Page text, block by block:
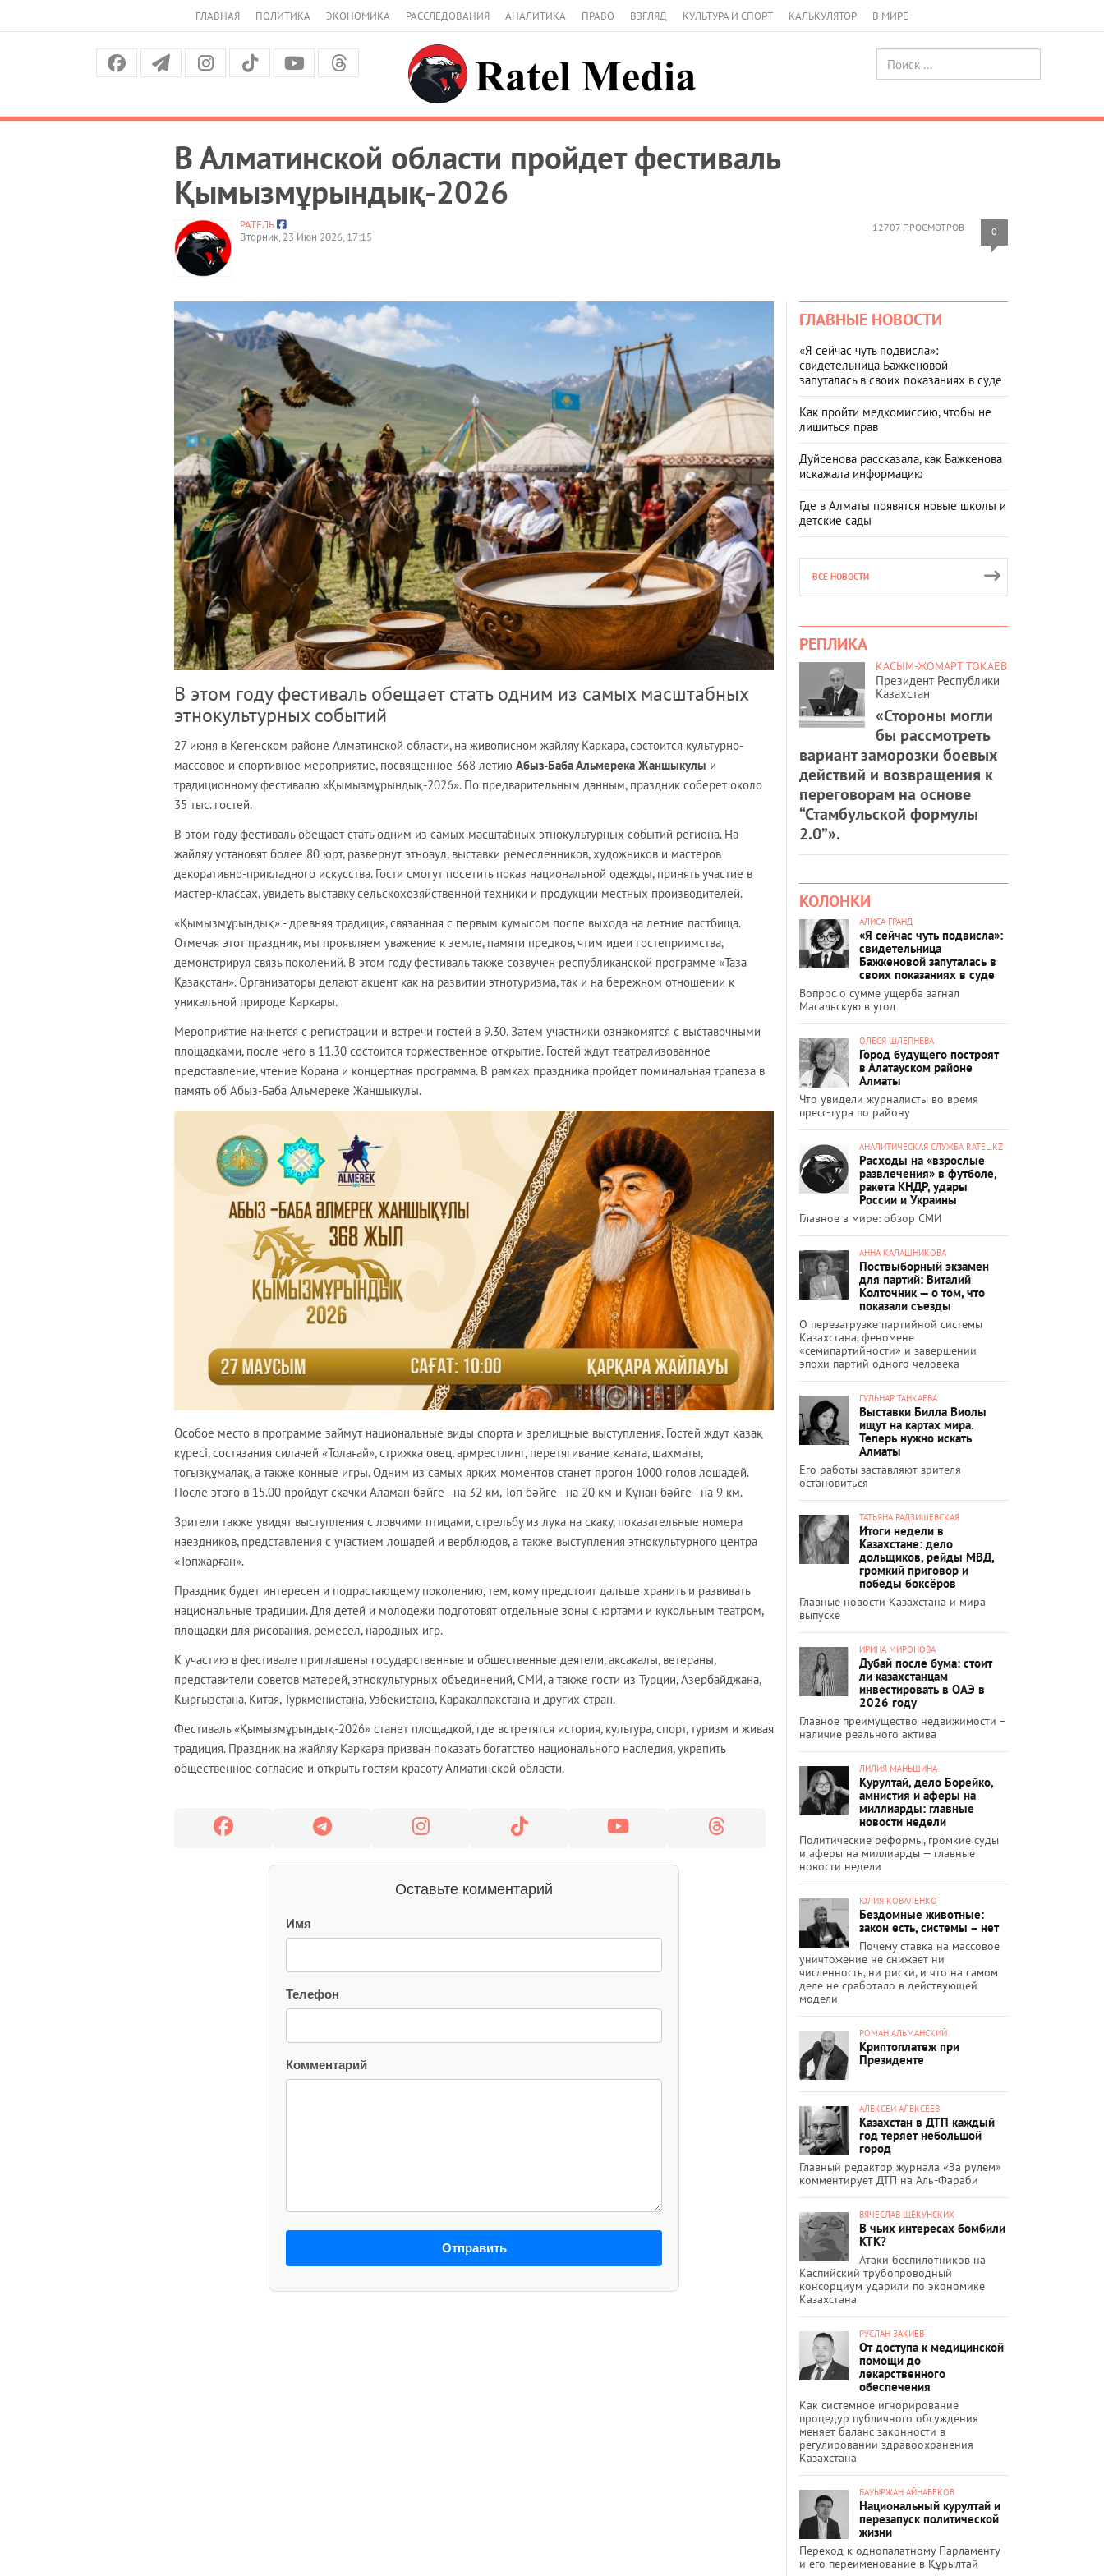
ГЛАВНАЯ ПОЛИТИКА ЭКОНОМИКА РАССЛЕДОВАНИЯ АНАЛИТИКА ПРАВО ВЗГЛЯД КУЛЬТУРА И СПОРТ КАЛЬКУЛЯТОР В МИРЕ
В Алматинской области пройдет фестиваль
Қымызмұрындық-2026
12707 ПРОСМОТРОВ 0
РАТЕЛЬ
Вторник, 23 Июн 2026, 17:15
В этом году фестиваль обещает стать одним из самых масштабных
этнокультурных событий
27 июня в Кегенском районе Алматинской области, на живописном жайляу Каркара, состоится культурно-
массовое и спортивное мероприятие, посвященное 368-летию Абыз-Баба Альмерека Жаншыкулы и
традиционному фестивалю «Қымызмұрындық-2026». По предварительным данным, праздник соберет около
35 тыс. гостей.
В этом году фестиваль обещает стать одним из самых масштабных этнокультурных событий региона. На
жайляу установят более 80 юрт, развернут этноаул, выставки ремесленников, художников и мастеров
декоративно-прикладного искусства. Гости смогут посетить показ национальной одежды, принять участие в
мастер-классах, увидеть выставку сельскохозяйственной техники и продукции местных производителей.
«Қымызмұрындық» - древняя традиция, связанная с первым кумысом после выхода на летние пастбища.
Отмечая этот праздник, мы проявляем уважение к земле, памяти предков, чтим идеи гостеприимства,
демонстрируя связь поколений. В этом году фестиваль также созвучен республиканской программе «Таза
Қазақстан». Организаторы делают акцент как на развитии этнотуризма, так и на бережном отношении к
уникальной природе Каркары.
Мероприятие начнется с регистрации и встречи гостей в 9.30. Затем участники ознакомятся с выставочными
площадками, после чего в 11.30 состоится торжественное открытие. Гостей ждут театрализованное
представление, чтение Корана и концертная программа. В рамках праздника пройдет поминальная трапеза в
память об Абыз-Баба Альмереке Жаншыкулы.
Особое место в программе займут национальные виды спорта и зрелищные выступления. Гостей ждут қазақ
күресі, состязания силачей «Толағай», стрижка овец, армрестлинг, перетягивание каната, шахматы,
тоғызқұмалақ, а также конные игры. Одним из самых ярких моментов станет прогон 1000 голов лошадей.
После этого в 15.00 пройдут скачки Аламан бәйге - на 32 км, Топ бәйге - на 20 км и Құнан бәйге - на 9 км.
Зрители также увидят выступления с ловчими птицами, стрельбу из лука на скаку, показательные номера
наездников, представления с участием лошадей и верблюдов, а также выступления этнокультурного центра
«Топжарған».
Праздник будет интересен и подрастающему поколению, тем, кому предстоит дальше хранить и развивать
национальные традиции. Для детей и молодежи подготовят отдельные зоны с юртами и кукольным театром,
площадки для рисования, ремесел, народных игр.
К участию в фестивале приглашены государственные и общественные деятели, аксакалы, ветераны,
представители советов матерей, этнокультурных объединений, СМИ, а также гости из Турции, Азербайджана,
Кыргызстана, Китая, Туркменистана, Узбекистана, Каракалпакстана и других стран.
Фестиваль «Қымызмұрындық-2026» станет площадкой, где встретятся история, культура, спорт, туризм и живая
традиция. Праздник на жайляу Каркара призван показать богатство национального наследия, укрепить
общественное согласие и открыть гостям красоту Алматинской области.
Оставьте комментарий
Имя
Телефон
Комментарий
Отправить
ГЛАВНЫЕ НОВОСТИ
«Я сейчас чуть подвисла»:
свидетельница Бажкеновой
запуталась в своих показаниях в суде
Как пройти медкомиссию, чтобы не
лишиться прав
Дуйсенова рассказала, как Бажкенова
искажала информацию
Где в Алматы появятся новые школы и
детские сады
ВСЕ НОВОСТИ
РЕПЛИКА
КАСЫМ-ЖОМАРТ ТОКАЕВ
Президент Республики
Казахстан
«Стороны могли
бы рассмотреть
вариант заморозки боевых
действий и возвращения к
переговорам на основе
“Стамбульской формулы
2.0”».
КОЛОНКИ
АЛИСА ГРАНД
«Я сейчас чуть подвисла»:
свидетельница
Бажкеновой запуталась в
своих показаниях в суде
Вопрос о сумме ущерба загнал
Масальскую в угол
ОЛЕСЯ ШЛЕПНЕВА
Город будущего построят
в Алатауском районе
Алматы
Что увидели журналисты во время
пресс-тура по району
АНАЛИТИЧЕСКАЯ СЛУЖБА RATEL.KZ
Расходы на «взрослые
развлечения» в футболе,
ракета КНДР, удары
России и Украины
Главное в мире: обзор СМИ
АННА КАЛАШНИКОВА
Поствыборный экзамен
для партий: Виталий
Колточник — о том, что
показали съезды
О перезагрузке партийной системы
Казахстана, феномене
«семипартийности» и завершении
эпохи партий одного человека
ГУЛЬНАР ТАНКАЕВА
Выставки Билла Виолы
ищут на картах мира.
Теперь нужно искать
Алматы
Его работы заставляют зрителя
остановиться
ТАТЬЯНА РАДЗИШЕВСКАЯ
Итоги недели в
Казахстане: дело
дольщиков, рейды МВД,
громкий приговор и
победы боксёров
Главные новости Казахстана и мира
выпуске
ИРИНА МИРОНОВА
Дубай после бума: стоит
ли казахстанцам
инвестировать в ОАЭ в
2026 году
Главное преимущество недвижимости –
наличие реального актива
ЛИЛИЯ МАНЬШИНА
Курултай, дело Борейко,
амнистия и аферы на
миллиарды: главные
новости недели
Политические реформы, громкие суды
и аферы на миллиарды — главные
новости недели
ЮЛИЯ КОВАЛЕНКО
Бездомные животные:
закон есть, системы – нет
Почему ставка на массовое
уничтожение не снижает ни
численность, ни риски, и что на самом
деле не сработало в действующей
модели
РОМАН АЛЬМАНСКИЙ
Криптоплатеж при
Президенте
АЛЕКСЕЙ АЛЕКСЕЕВ
Казахстан в ДТП каждый
год теряет небольшой
город
Главный редактор журнала «За рулём»
комментирует ДТП на Аль-Фараби
ВЯЧЕСЛАВ ЩЕКУНСКИХ
В чьих интересах бомбили
КТК?
Атаки беспилотников на
Каспийский трубопроводный
консорциум ударили по экономике
Казахстана
РУСЛАН ЗАКИЕВ
От доступа к медицинской
помощи до
лекарственного
обеспечения
Как системное игнорирование
процедур публичного обсуждения
меняет баланс законности в
регулировании здравоохранения
Казахстана
БАУЫРЖАН АЙНАБЕКОВ
Национальный курултай и
перезапуск политической
жизни
Переход к однопалатному Парламенту
и его переименование в Құрылтай